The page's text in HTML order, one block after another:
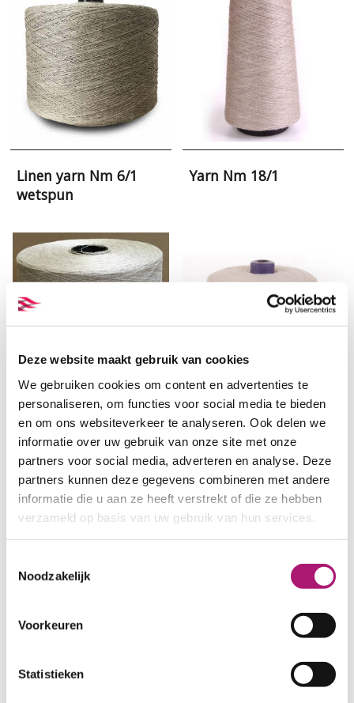
Deze website maakt gebruik van cookies
We gebruiken cookies om content en advertenties te
personaliseren, om functies voor social media te bieden
en om ons websiteverkeer te analyseren. Ook delen we
informatie over uw gebruik van onze site met onze
partners voor social media, adverteren en analyse. Deze
partners kunnen deze gegevens combineren met andere
informatie die u aan ze heeft verstrekt of die ze hebben
verzameld op basis van uw gebruik van hun services.
Noodzakelijk
Voorkeuren
Statistieken
Linen yarn Nm 6/1
wetspun
Yarn Nm 18/1
Linen yarn Nm 26/1 Abaca yarn Nm 60/2